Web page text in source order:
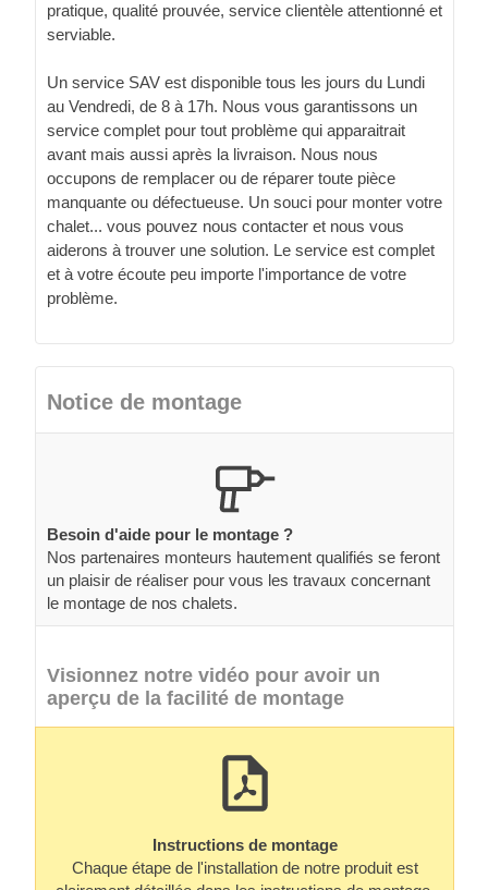
pratique, qualité prouvée, service clientèle attentionné et
serviable.
Un service SAV est disponible tous les jours du Lundi
au Vendredi, de 8 à 17h. Nous vous garantissons un
service complet pour tout problème qui apparaitrait
avant mais aussi après la livraison. Nous nous
occupons de remplacer ou de réparer toute pièce
manquante ou défectueuse. Un souci pour monter votre
chalet... vous pouvez nous contacter et nous vous
aiderons à trouver une solution. Le service est complet
et à votre écoute peu importe l'importance de votre
problème.
Notice de montage
Besoin d'aide pour le montage ?
Nos partenaires monteurs hautement qualifiés se feront
un plaisir de réaliser pour vous les travaux concernant
le montage de nos chalets.
Visionnez notre vidéo pour avoir un
aperçu de la facilité de montage
Instructions de montage
Chaque étape de l'installation de notre produit est